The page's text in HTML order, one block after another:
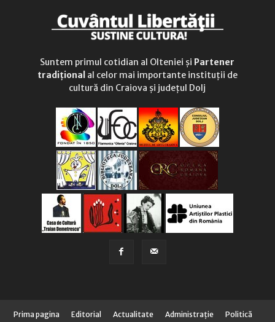
Suntem primul cotidian al Olteniei și Partener
tradițional al celor mai importante instituții de
cultură din Craiova și județul Dolj
Prima pagina Editorial Actualitate Administraţie
Politică